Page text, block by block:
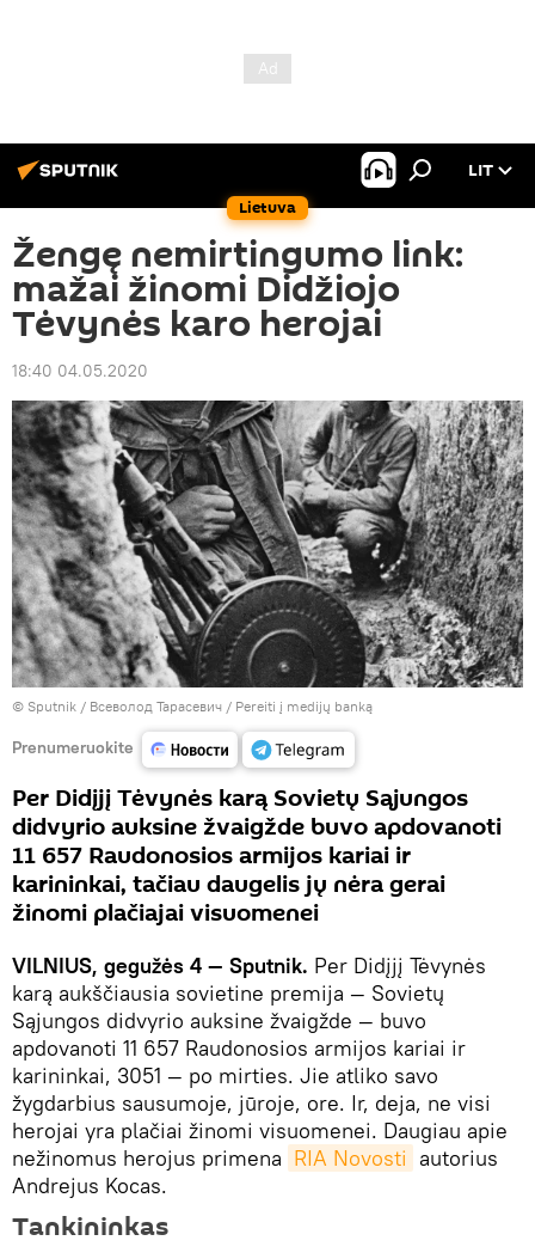
Lietuva
LIT
Žengę nemirtingumo link:
mažai žinomi Didžiojo
Tėvynės karo herojai
18:40 04.05.2020
© Sputnik / Всеволод Тарасевич / Pereiti į medijų banką
Prenumeruokite
Per Didįjį Tėvynės karą Sovietų Sąjungos
didvyrio auksine žvaigžde buvo apdovanoti
11 657 Raudonosios armijos kariai ir
karininkai, tačiau daugelis jų nėra gerai
žinomi plačiajai visuomenei
VILNIUS, gegužės 4 — Sputnik. Per Didįjį Tėvynės
karą aukščiausia sovietine premija — Sovietų
Sąjungos didvyrio auksine žvaigžde — buvo
apdovanoti 11 657 Raudonosios armijos kariai ir
karininkai, 3051 — po mirties. Jie atliko savo
žygdarbius sausumoje, jūroje, ore. Ir, deja, ne visi
herojai yra plačiai žinomi visuomenei. Daugiau apie
nežinomus herojus primena RIA Novosti autorius
Andrejus Kocas.
Tankininkas